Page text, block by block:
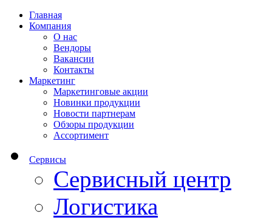
Главная
Компания
О нас
Вендоры
Вакансии
Контакты
Маркетинг
Маркетинговые акции
Новинки продукции
Новости партнерам
Обзоры продукции
Ассортимент
Сервисы
Сервисный центр
Логистика